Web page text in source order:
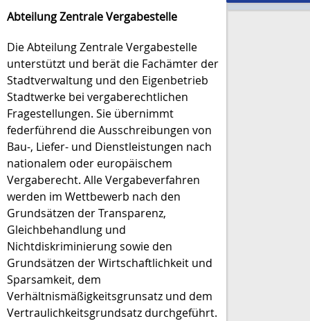
Abteilung Zentrale Vergabestelle
Die Abteilung Zentrale Vergabestelle
unterstützt und berät die Fachämter der
Stadtverwaltung und den Eigenbetrieb
Stadtwerke bei vergaberechtlichen
Fragestellungen. Sie übernimmt
federführend die Ausschreibungen von
Bau-, Liefer- und Dienstleistungen nach
nationalem oder europäischem
Vergaberecht. Alle Vergabeverfahren
werden im Wettbewerb nach den
Grundsätzen der Transparenz,
Gleichbehandlung und
Nichtdiskriminierung sowie den
Grundsätzen der Wirtschaftlichkeit und
Sparsamkeit, dem
Verhältnismäßigkeitsgrunsatz und dem
Vertraulichkeitsgrundsatz durchgeführt.